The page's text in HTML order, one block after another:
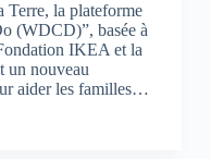
Terre, la plateforme
(WDCD)”, basée à
IKEA et la
un nouveau
aider les familles…